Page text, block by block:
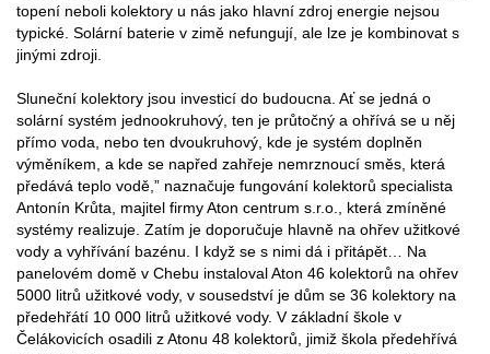
topení neboli kolektory u nás jako hlavní zdroj energie nejsou
typické. Solární baterie v zimě nefungují, ale lze je kombinovat s
jinými zdroji.
Sluneční kolektory jsou investicí do budoucna. Ať se jedná o
solární systém jednookruhový, ten je průtočný a ohřívá se u něj
přímo voda, nebo ten dvoukruhový, kde je systém doplněn
výměníkem, a kde se napřed zahřeje nemrznoucí směs, která
předává teplo vodě,” naznačuje fungování kolektorů specialista
Antonín Krůta, majitel firmy Aton centrum s.r.o., která zmíněné
systémy realizuje. Zatím je doporučuje hlavně na ohřev užitkové
vody a vyhřívání bazénu. I když se s nimi dá i přitápět… Na
panelovém domě v Chebu instaloval Aton 46 kolektorů na ohřev
5000 litrů užitkové vody, v sousedství je dům se 36 kolektory na
předehřátí 10 000 litrů užitkové vody. V základní škole v
Čelákovicích osadili z Atonu 48 kolektorů, jimiž škola předehřívá